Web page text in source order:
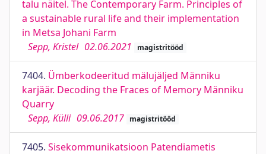
talu näitel. The Contemporary Farm. Principles of
a sustainable rural life and their implementation
in Metsa Johani Farm
Sepp, Kristel 02.06.2021 magistritööd
7404. Ümberkodeeritud mälujäljed Männiku
karjäär. Decoding the Fraces of Memory Männiku
Quarry
Sepp, Külli 09.06.2017 magistritööd
7405. Sisekommunikatsioon Patendiametis